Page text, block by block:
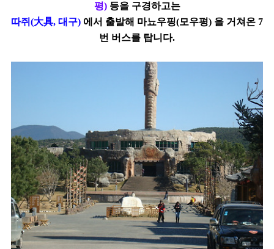
평) 등을 구경하고는
따쥐(大具, 대구) 에서 출발해 마뇨우핑(모우평) 을 거쳐온 7
번 버스를 탑니다.